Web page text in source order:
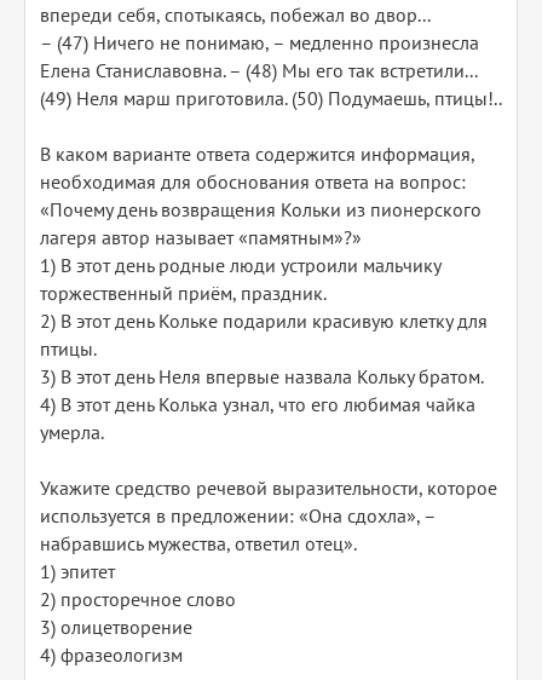
впереди себя, спотыкаясь, побежал во двор...
– (47) Ничего не понимаю, – медленно произнесла
Елена Станиславовна. – (48) Мы его так встретили...
(49) Неля марш приготовила. (50) Подумаешь, птицы!..
В каком варианте ответа содержится информация,
необходимая для обоснования ответа на вопрос:
«Почему день возвращения Кольки из пионерского
лагеря автор называет «памятным»?»
1) В этот день родные люди устроили мальчику
торжественный приём, праздник.
2) В этот день Кольке подарили красивую клетку для
птицы.
3) В этот день Неля впервые назвала Кольку братом.
4) В этот день Колька узнал, что его любимая чайка
умерла.
Укажите средство речевой выразительности, которое
используется в предложении: «Она сдохла», –
набравшись мужества, ответил отец».
1) эпитет
2) просторечное слово
3) олицетворение
4) фразеологизм